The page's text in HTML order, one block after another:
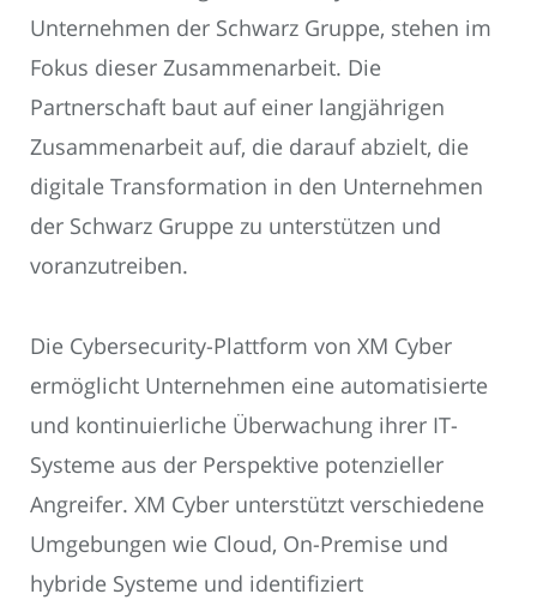
Unternehmen der Schwarz Gruppe, stehen im
Fokus dieser Zusammenarbeit. Die
Partnerschaft baut auf einer langjährigen
Zusammenarbeit auf, die darauf abzielt, die
digitale Transformation in den Unternehmen
der Schwarz Gruppe zu unterstützen und
voranzutreiben.
Die Cybersecurity-Plattform von XM Cyber
ermöglicht Unternehmen eine automatisierte
und kontinuierliche Überwachung ihrer IT-
Systeme aus der Perspektive potenzieller
Angreifer. XM Cyber unterstützt verschiedene
Umgebungen wie Cloud, On-Premise und
hybride Systeme und identifiziert